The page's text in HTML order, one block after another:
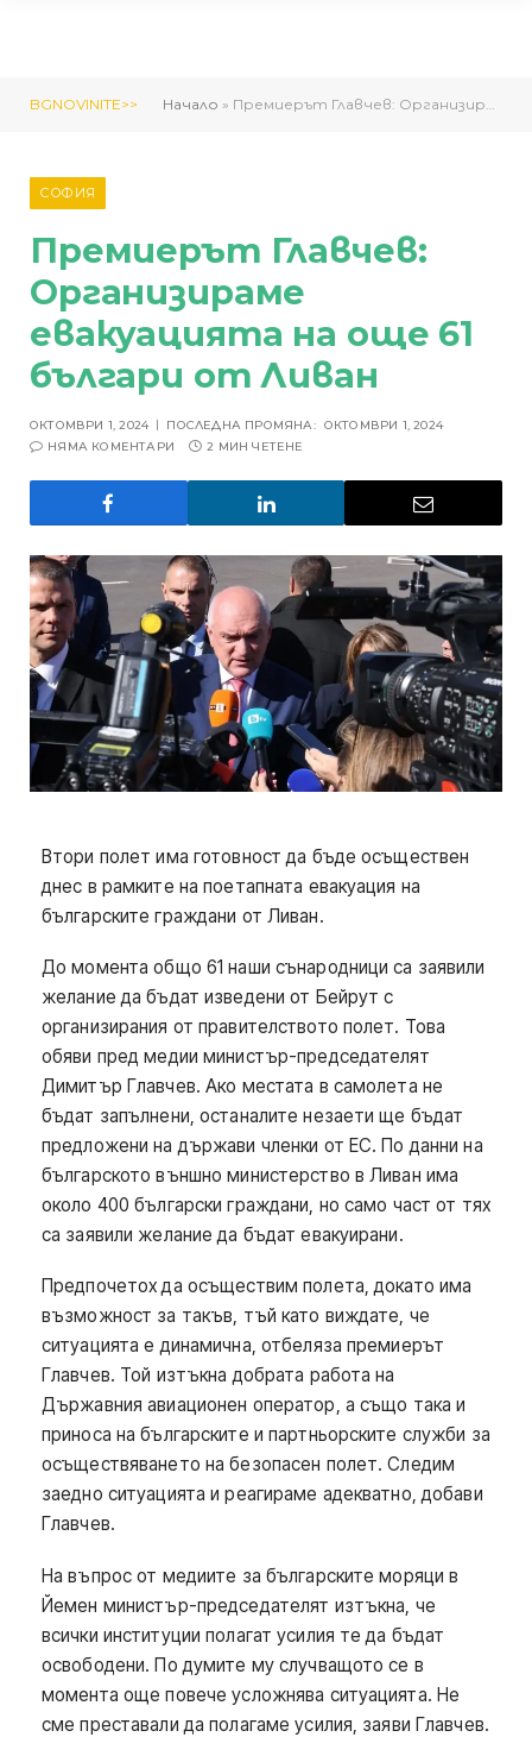
BGNOVINITE>> Начало » Премиерът Главчев: Организираме евакуацията на още 61 българи от Ливан
СОФИЯ
Премиерът Главчев:
Организираме
евакуацията на още 61
българи от Ливан
ОКТОМВРИ 1, 2024 ПОСЛЕДНА ПРОМЯНА: ОКТОМВРИ 1, 2024
НЯМА КОМЕНТАРИ
2 МИН ЧЕТЕНЕ
Втори полет има готовност да бъде осъществен
днес в рамките на поетапната евакуация на
българските граждани от Ливан.
До момента общо 61 наши сънародници са заявили
желание да бъдат изведени от Бейрут с
организирания от правителството полет. Това
обяви пред медии министър-председателят
Димитър Главчев. Ако местата в самолета не
бъдат запълнени, останалите незаети ще бъдат
предложени на държави членки от ЕС. По данни на
българското външно министерство в Ливан има
около 400 български граждани, но само част от тях
са заявили желание да бъдат евакуирани.
Предпочетох да осъществим полета, докато има
възможност за такъв, тъй като виждате, че
ситуацията е динамична, отбеляза премиерът
Главчев. Той изтъкна добрата работа на
Държавния авиационен оператор, а също така и
приноса на българските и партньорските служби за
осъществяването на безопасен полет. Следим
заедно ситуацията и реагираме адекватно, добави
Главчев.
На въпрос от медиите за българските моряци в
Йемен министър-председателят изтъкна, че
всички институции полагат усилия те да бъдат
освободени. По думите му случващото се в
момента още повече усложнява ситуацията. Не
сме преставали да полагаме усилия, заяви Главчев.